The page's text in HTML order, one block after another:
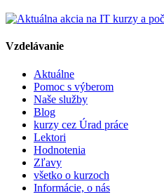
Vzdelávanie
Aktuálne
Pomoc s výberom
Naše služby
Blog
kurzy cez Úrad práce
Lektori
Hodnotenia
Zľavy
všetko o kurzoch
Informácie, o nás